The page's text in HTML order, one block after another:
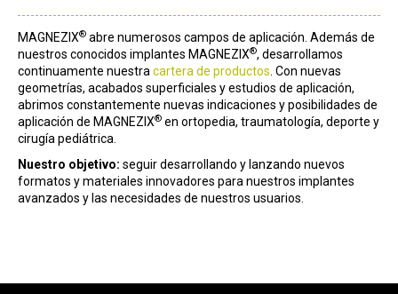
MAGNEZIX® abre numerosos campos de aplicación. Además de
nuestros conocidos implantes MAGNEZIX®, desarrollamos
continuamente nuestra cartera de productos . Con nuevas
geometrías, acabados superficiales y estudios de aplicación,
abrimos constantemente nuevas indicaciones y posibilidades de
aplicación de MAGNEZIX® en ortopedia, traumatología, deporte y
cirugía pediátrica.
Nuestro objetivo: seguir desarrollando y lanzando nuevos
formatos y materiales innovadores para nuestros implantes
avanzados y las necesidades de nuestros usuarios.